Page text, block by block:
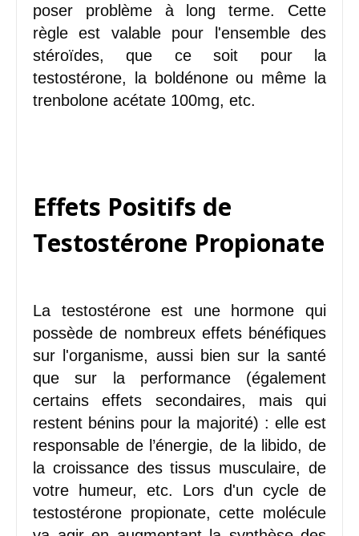
poser problème à long terme. Cette
règle est valable pour l'ensemble des
stéroïdes, que ce soit pour la
testostérone, la boldénone ou même la
trenbolone acétate 100mg, etc.
Effets Positifs de
Testostérone Propionate
La testostérone est une hormone qui
possède de nombreux effets bénéfiques
sur l'organisme, aussi bien sur la santé
que sur la performance (également
certains effets secondaires, mais qui
restent bénins pour la majorité) : elle est
responsable de l’énergie, de la libido, de
la croissance des tissus musculaire, de
votre humeur, etc. Lors d'un cycle de
testostérone propionate, cette molécule